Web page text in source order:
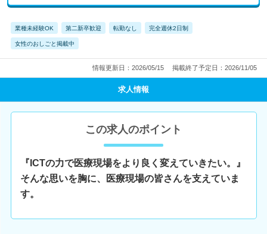
業種未経験OK 第二新卒歓迎 転勤なし 完全週休2日制
女性のおしごと掲載中
情報更新日：2026/05/15 掲載終了予定日：2026/11/05
求人情報
この求人のポイント
『ICTの力で医療現場をより良く変えていきたい。』
そんな思いを胸に、医療現場の皆さんを支えていま
す。